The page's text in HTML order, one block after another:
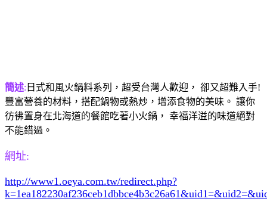
簡述: 日式和風火鍋料系列，超受台灣人歡迎， 卻又超難入手!
豐富營養的材料，搭配鍋物或熱炒，增添食物的美味。 讓你
彷彿置身在北海道的餐館吃著小火鍋， 幸福洋溢的味道絕對
不能錯過。
網址:
http://www1.oeya.com.tw/redirect.php?